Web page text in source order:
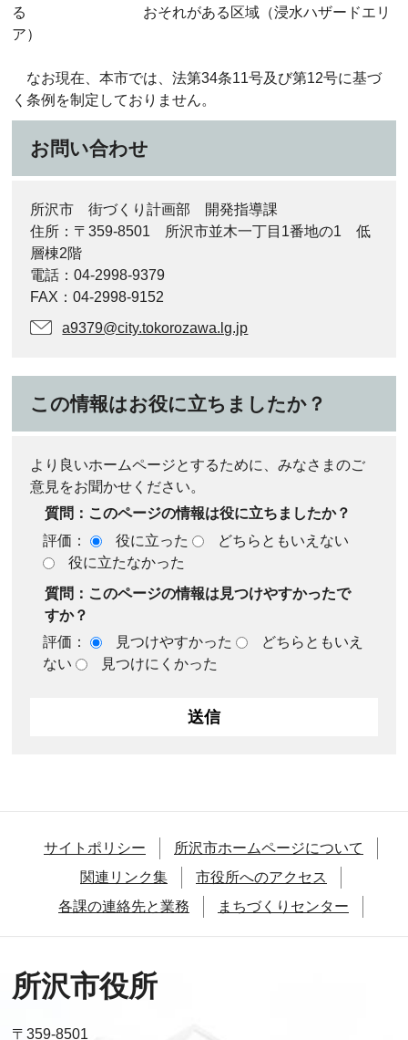
る おそれがある区域（浸水ハザードエリ
ア）
なお現在、本市では、法第34条11号及び第12号に基づ
く条例を制定しておりません。
お問い合わせ
所沢市 街づくり計画部 開発指導課
住所：〒359-8501 所沢市並木一丁目1番地の1 低
層棟2階
電話：04-2998-9379
FAX：04-2998-9152
a9379@city.tokorozawa.lg.jp
この情報はお役に立ちましたか？
より良いホームページとするために、みなさまのご
意見をお聞かせください。
質問：このページの情報は役に立ちましたか？
評価：
役に立った
どちらともいえない
役に立たなかった
質問：このページの情報は見つけやすかったで
すか？
評価：
見つけやすかった
どちらともいえ
ない
見つけにくかった
サイトポリシー
所沢市ホームページについて
関連リンク集
市役所へのアクセス
各課の連絡先と業務
まちづくりセンター
所沢市役所
〒359-8501